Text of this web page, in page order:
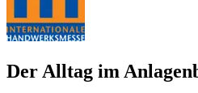
Der Alltag im